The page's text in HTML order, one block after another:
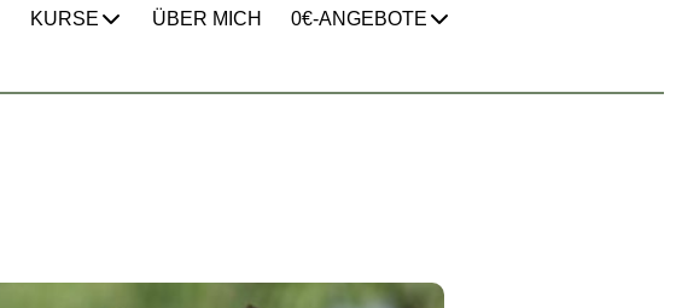
KURSE ÜBER MICH 0€-ANGEBOTE